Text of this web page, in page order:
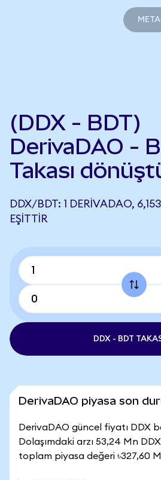
(DDX - BDT)
DerivaDAO -
Takası
DDX/BDT: 1 DERIVADAO,
EŞITTIR
DDX - BDT
DerivaDAO piyasa son
DerivaDAO güncel fiyatı DDX
Dolaşımdaki arzı 53,24 Mn
toplam piyasa değeri ৳327,60